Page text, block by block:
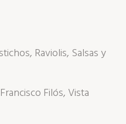
Raviolis, Salsas y
Filós, Vista